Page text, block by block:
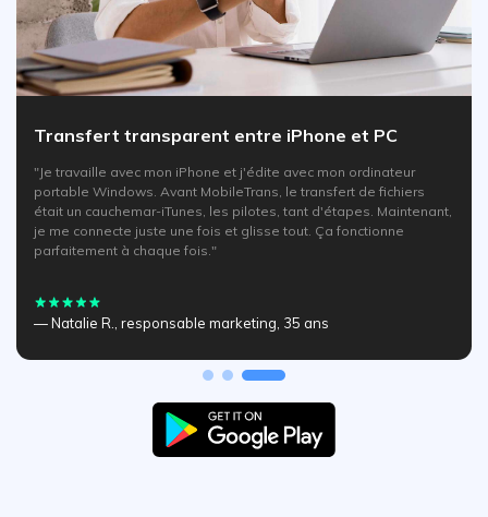
Transfert transparent entre iPhone et PC
"Je travaille avec mon iPhone et j'édite avec mon ordinateur
portable Windows. Avant MobileTrans, le transfert de fichiers
était un cauchemar-iTunes, les pilotes, tant d'étapes. Maintenant,
je me connecte juste une fois et glisse tout. Ça fonctionne
parfaitement à chaque fois."
— Natalie R., responsable marketing, 35 ans